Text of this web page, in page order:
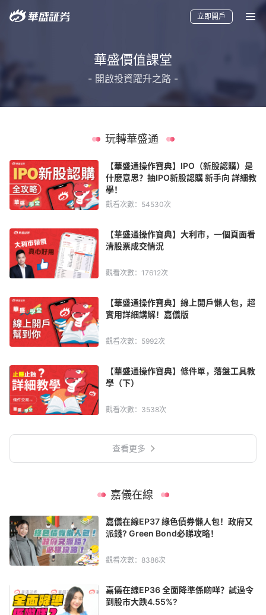
要聞
快訊
美股
港股
新股
加密貨幣
概述
AM 資產管理服務
ECM 股權資本市場服務
FICC 固定收益、外匯和大宗商品服務
WM 財富管理服務
立即開戶
華盛價值課堂
- 開啟投資躍升之路 -
查看更多
玩轉華盛通
【華盛通操作寶典】IPO（新股認購）是
什麼意思？抽IPO新股認購 新手向 詳細教
學！
觀看次數：54530次
【華盛通操作寶典】大利市，一個頁面看
清股票成交情況
觀看次數：17612次
【華盛通操作寶典】線上開戶懶人包，超
實用詳細講解！嘉儀版
觀看次數：5992次
【華盛通操作寶典】條件單，落盤工具教
學（下）
觀看次數：3538次
嘉儀在線
嘉儀在線EP37 綠色債券懶人包！政府又
派錢? Green Bond必睇攻略！
觀看次數：8386次
嘉儀在線EP36 全面降準係啲咩？試過令
到股市大跌4.55%?